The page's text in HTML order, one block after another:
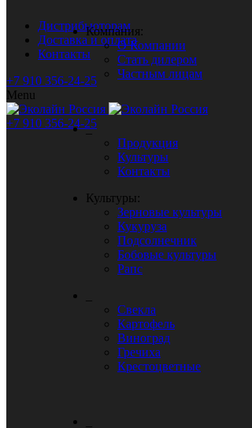
Дистрибьюторам
Доставка и оплата
Контакты
+7 910 356-24-25
Menu
+7 910 356-24-25
Компания:
О Компании
Стать дилером
Частным лицам
_
Продукция
Культуры
Контакты
Культуры:
Зерновые культуры
Кукуруза
Подсолнечник
Бобовые культуры
Рапс
Свекла
Картофель
Виноград
Гречиха
Крестоцветные